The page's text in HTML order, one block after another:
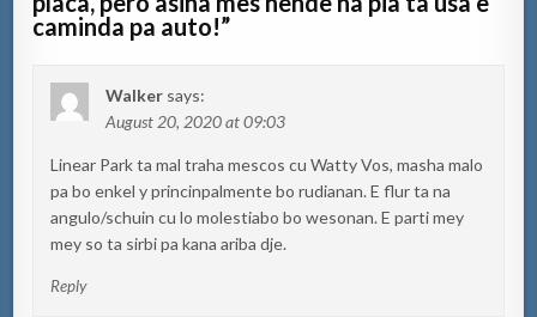
caminda pa auto!”
Walker says:
August 20, 2020 at 09:03
Linear Park ta mal traha mescos cu Watty Vos, masha malo
pa bo enkel y princinpalmente bo rudianan. E flur ta na
angulo/schuin cu lo molestiabo bo wesonan. E parti mey
mey so ta sirbi pa kana ariba dje.
Reply